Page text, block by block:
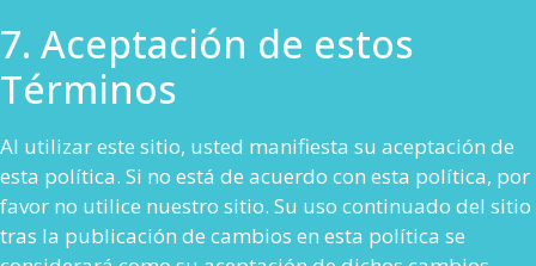
7. Aceptación de estos
Términos
Al utilizar este sitio, usted manifiesta su aceptación de
esta política. Si no está de acuerdo con esta política, por
favor no utilice nuestro sitio. Su uso continuado del sitio
tras la publicación de cambios en esta política se